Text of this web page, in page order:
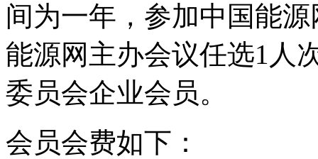
间为一年，参加中国能
能源网主办会议任选1人
委员会企业会员。
会员会费如下：